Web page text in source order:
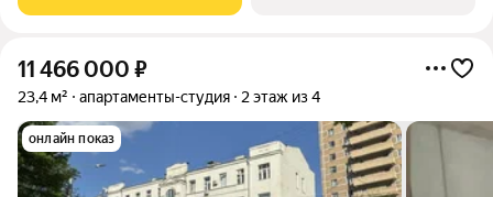
11 466 000 ₽
23,4 м² апартаменты-студия 2 этаж из 4
онлайн показ